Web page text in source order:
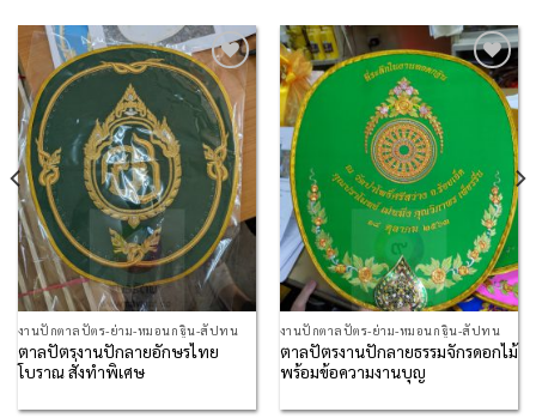
Add to
Wishlist
งานปักตาลปัตร-ย่าม-หมอนกฐิน-สัปทน
ตาลปัตรงานปักลายอักษรไทย
โบราณ สั่งทำพิเศษ
Add to
Wishlist
งานปักตาลปัตร-ย่าม-หมอนกฐิน-สัปทน
ตาลปัตรงานปักลายธรรมจักรดอกไม้
พร้อมข้อความงานบุญ